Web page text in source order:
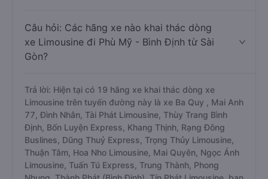
Câu hỏi: Các hãng xe nào khai thác dòng
xe Limousine đi Phù Mỹ - Bình Định từ Sài
Gòn?
Trả lời: Hiện tại có 19 hãng xe khai thác dòng xe
Limousine trên tuyến đường này là xe Ba Quy , Mai Anh
77, Đình Nhân, Tài Phát Limousine, Thùy Trang Bình
Định, Bốn Luyện Express, Khang Thịnh, Rạng Đông
Buslines, Dũng Thuỷ Express, Trọng Thủy Limousine,
Thuận Tâm, Hoa Nho Limousine, Mai Quyên, Ngọc Ánh
Limousine, Tuấn Tú Express, Trung Thành, Phong